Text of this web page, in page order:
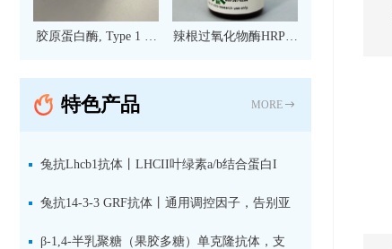
胶原蛋白酶, Type 1 现
辣根过氧化物酶HRP标
IgG（H+L）二抗 现货
特色产品 MORE
兔抗Lhcb1抗体丨LHCII叶绿素a/b结合蛋白I
型：专检LHCII中含量丰富的捕光蛋白
兔抗14-3-3 GRF抗体丨通用调控因子，告别亚
型选择难题，全面捕获植物信号转导枢纽蛋白
β-1,4-半乳聚糖（果胶多糖）单克隆抗体，支